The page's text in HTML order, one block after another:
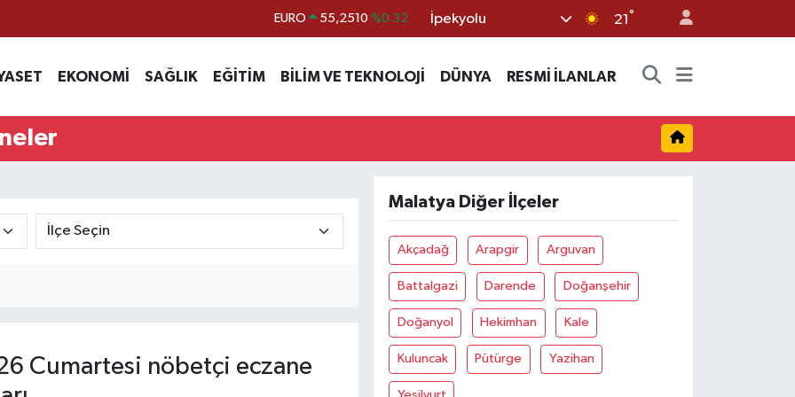
GRAM ALTIN
DOLAR 47,7436 %0.18
İpekyolu 21 °
EKONOMİ SAĞLIK EĞİTİM BİLİM VE TEKNOLOJİ DÜNYA RESMİ İLANLAR
Cumartesi nöbetçi eczane
Malatya Diğer İlçeler
Akçadağ Arapgir Arguvan
Battalgazi Darende Doğanşehir
Doğanyol Hekimhan Kale
Kuluncak Pütürge Yazihan